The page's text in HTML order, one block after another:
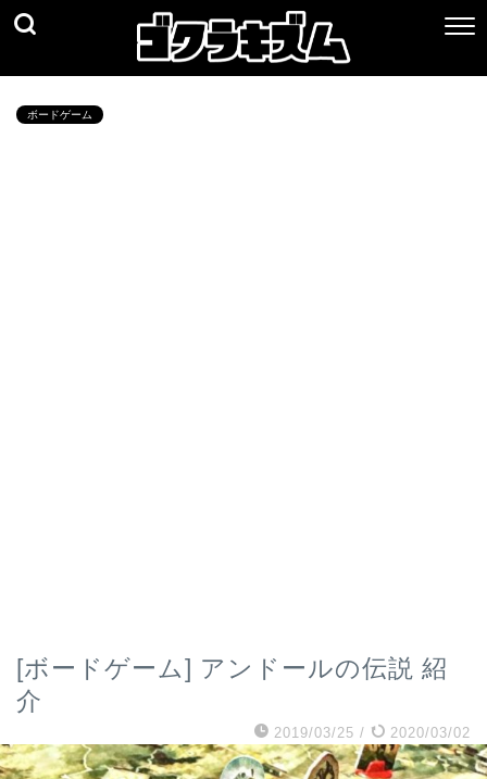
ボードゲーム
[ボードゲーム] アンドールの伝説 紹
介
2019/03/25 / 2020/03/02